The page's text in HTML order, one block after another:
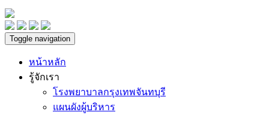
Toggle navigation
หน้าหลัก
รู้จักเรา
โรงพยาบาลกรุงเทพจันทบุรี
แผนผังผู้บริหาร